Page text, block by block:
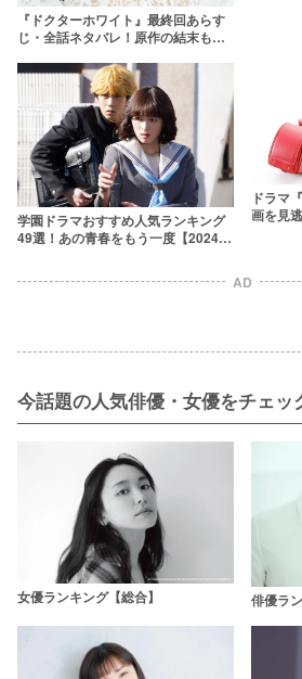
『ドクターホワイト』最終回あらす
じ・全話ネタバレ！原作の結末も解
学園ドラマおすすめ人気ランキング
49選！あの青春をもう一度【2024年
ドラマ
画を見
AD
今話題の人気俳優・女優をチェッ
女優ランキング【総合】 俳優ラ